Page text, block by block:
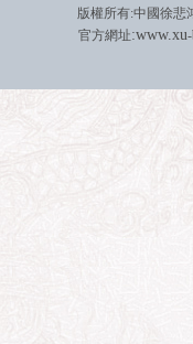
版權所有:中國徐悲
官方網址:www.xu